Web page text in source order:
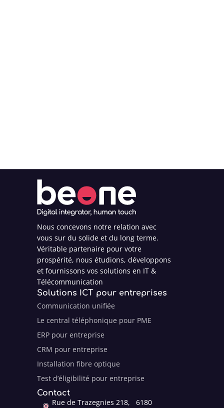
Nous concevons notre relation avec
vous sur du solide et du long terme.
Véritable partenaire pour votre
prospérité, nous étudions, développons
et fournissons vos solutions en IT &
Télécommunication
Solutions ICT pour entreprises
Communication unifiée
Le central téléphonique pour PME
ERP pour entreprise
CRM pour entreprise
Installation fibre optique
Test d’éligibilité pour entreprise
Contact
Rue de Trazegnies 218, 6180